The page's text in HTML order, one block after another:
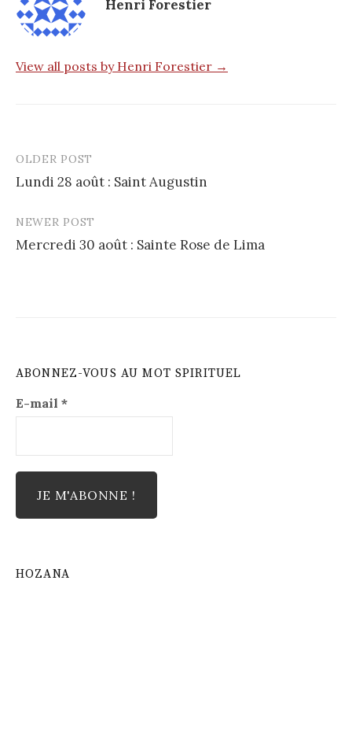
Henri Forestier
View all posts by Henri Forestier →
Post
navigation
OLDER POST
Lundi 28 août : Saint Augustin
NEWER POST
Mercredi 30 août : Sainte Rose de Lima
ABONNEZ-VOUS AU MOT SPIRITUEL
E-mail *
HOZANA